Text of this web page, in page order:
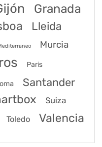
Granada
Lleida
Murcia
Paris
Santander
Suiza
Toledo Valencia